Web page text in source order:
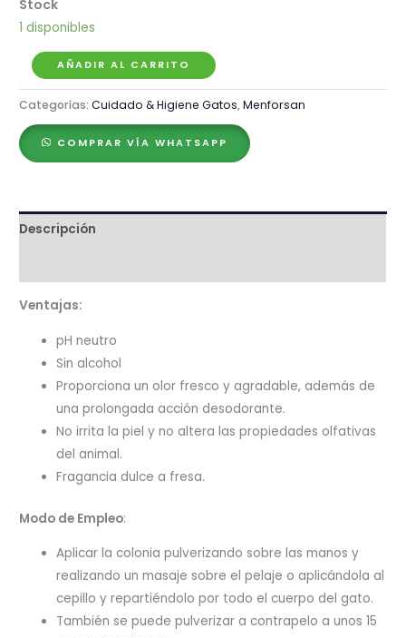
1 disponibles
Menforsan
Agua
de
Colonia
Fresa
–
AÑADIR AL CARRITO
Categorías:Cuidado & Higiene Gatos,Menforsan
COMPRAR VÍA WHATSAPP
Descripción
Ventajas:
pH neutro
Sin alcohol
Proporciona un olor fresco y agradable, además de
una prolongada acción desodorante.
No irrita la piel y no altera las propiedades olfativas
del animal.
Fragancia dulce a fresa.
Modo de Empleo:
Aplicar la colonia pulverizando sobre las manos y
realizando un masaje sobre el pelaje o aplicándola al
cepillo y repartiéndolo por todo el cuerpo del gato.
También se puede pulverizar a contrapelo a unos 15